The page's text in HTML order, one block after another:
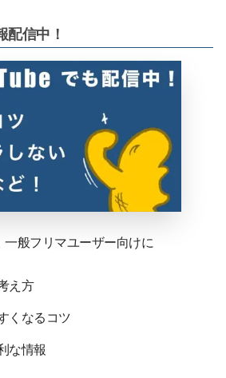
配信中！
般フリマユーザー向けに
え方
くなるコツ
な情報